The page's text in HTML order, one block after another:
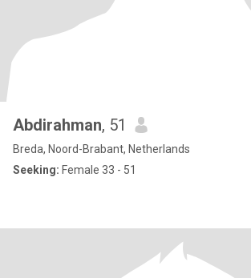
Abdirahman, 51
Breda, Noord-Brabant, Netherlands
Seeking: Female 33 - 51